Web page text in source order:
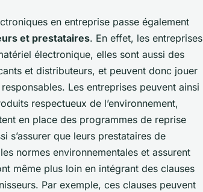
en entreprise passe également
et prestataires. En effet, les entreprises
électronique, elles sont aussi des
et distributeurs, et peuvent donc jouer
Les entreprises peuvent ainsi
respectueux de l’environnement,
en place des programmes de reprise
s’assurer que leurs prestataires de
normes environnementales et assurent
même plus loin en intégrant des clauses
Par exemple, ces clauses peuvent